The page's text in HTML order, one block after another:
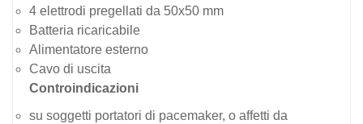
4 elettrodi pregellati da 50x50 mm
Batteria ricaricabile
Alimentatore esterno
Cavo di uscita
Controindicazioni
su soggetti portatori di pacemaker, o affetti da